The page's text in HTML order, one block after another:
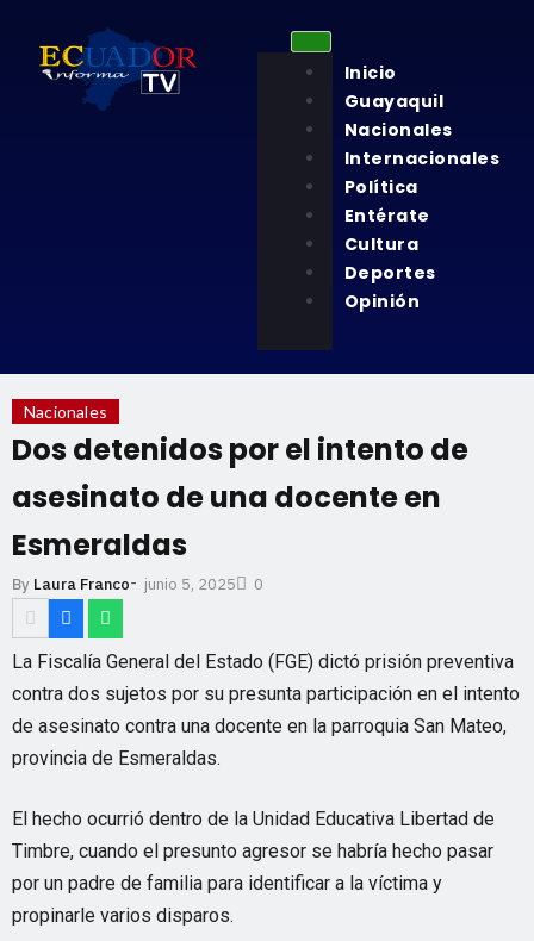
Inicio
Guayaquil
Nacionales
Internacionales
Política
Entérate
Cultura
Deportes
Opinión
Nacionales
Dos detenidos por el intento de
asesinato de una docente en
Esmeraldas
By Laura Franco- junio 5, 2025 0
La Fiscalía General del Estado (FGE) dictó prisión preventiva
contra dos sujetos por su presunta participación en el intento
de asesinato contra una docente en la parroquia San Mateo,
provincia de Esmeraldas.
El hecho ocurrió dentro de la Unidad Educativa Libertad de
Timbre, cuando el presunto agresor se habría hecho pasar
por un padre de familia para identificar a la víctima y
propinarle varios disparos.